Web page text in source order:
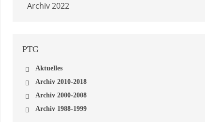
Archiv 2022
PTG
Aktuelles
Archiv 2010-2018
Archiv 2018
Archiv 2016
Archiv 2014
Archiv 2000-2008
Archiv 2008
Archiv 2007
Archiv 1988-1999